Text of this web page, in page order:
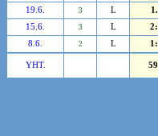
19.6.
3 L 1.
15.6.
3 L 2:
8.6.
2 L 1:
YHT.